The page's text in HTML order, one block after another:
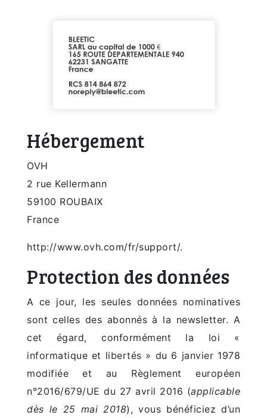
Hébergement
OVH
2 rue Kellermann
59100 ROUBAIX
France
http://www.ovh.com/fr/support/.
Protection des données
A ce jour, les seules données nominatives
sont celles des abonnés à la newsletter. A
cet égard, conformément la loi «
informatique et libertés » du 6 janvier 1978
modifiée et au Règlement européen
n°2016/679/UE du 27 avril 2016 (applicable
dès le 25 mai 2018), vous bénéficiez d’un